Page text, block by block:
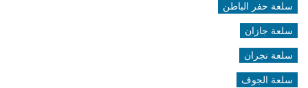
سلعة حفر الباطن
سلعة جازان
سلعة نجران
سلعة الجوف